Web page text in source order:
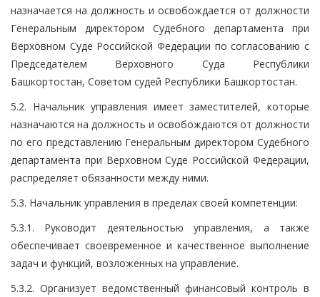
назначается на должность и освобождается от должности
Генеральным директором Судебного департамента при
Верховном Суде Российской Федерации по согласованию с
Председателем Верховного Суда Республики
Башкортостан, Советом судей Республики Башкортостан.
5.2. Начальник управления имеет заместителей, которые
назначаются на должность и освобождаются от должности
по его представлению Генеральным директором Судебного
департамента при Верховном Суде Российской Федерации,
распределяет обязанности между ними.
5.3. Начальник управления в пределах своей компетенции:
5.3.1. Руководит деятельностью управления, а также
обеспечивает своевременное и качественное выполнение
задач и функций, возложенных на управление.
5.3.2. Организует ведомственный финансовый контроль в